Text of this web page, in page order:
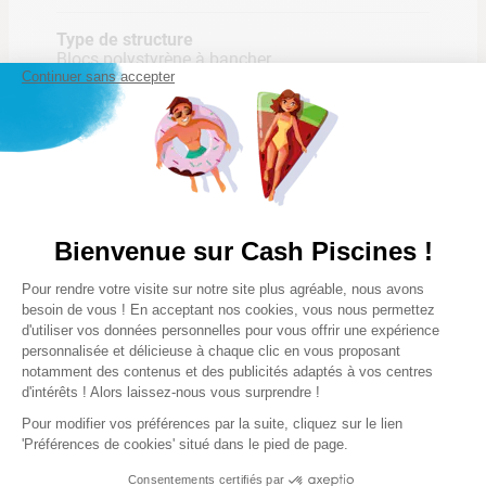
administratives
Vous êtes à la recherche d'une piscine qui s'intègre dans
n'importe quel jardin, et qui ne nécessite pas de démarches
administratives ? La mini piscine Cash Bloc 4 X 2.49 X 1.50
M avec ses dimensions compactes (moins de 10 m²) est
enterrée classique. Avec la mini piscine Cash Bloc, vous
profitez d'un bassin économique à l'achat, adapté aux petits
espaces et qui s'installe facilement.
Avantages de la mini piscine Cash Bloc
Lire la suite
Type de structure
Blocs polystyrène à bancher
Besoin dalle béton
Oui
Revêtement
Liner PVC uni 75/100ème sur-mesure
Avis clients
Chargement de la synthèse…
Veuillez vous connecter pour écrire un avis.
Le plus récent
Continuer sans accepter
Bienvenue sur Cash Piscines !
Plateforme de Gestion du
Pour rendre votre visite sur notre site plus agréable, nous avons
besoin de vous ! En acceptant nos cookies, vous nous permettez
d'utiliser vos données personnelles pour vous offrir une expérience
personnalisée et délicieuse à chaque clic en vous proposant
notamment des contenus et des publicités adaptés à vos centres
d'intérêts ! Alors laissez-nous vous surprendre !
Pour modifier vos préférences par la suite, cliquez sur le lien
'Préférences de cookies' situé dans le pied de page.
Consentements certifiés par
Axeptio consent